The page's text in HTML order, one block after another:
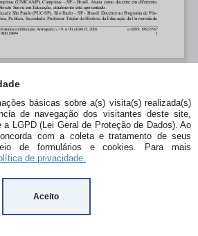
básicas sobre a(s) visita(s) realizada(s)
de navegação dos visitantes deste site,
LGPD (Lei Geral de Proteção de Dados). Ao
com a coleta e tratamento de seus
de formulários e cookies. Para mais
de privacidade.
Aceito